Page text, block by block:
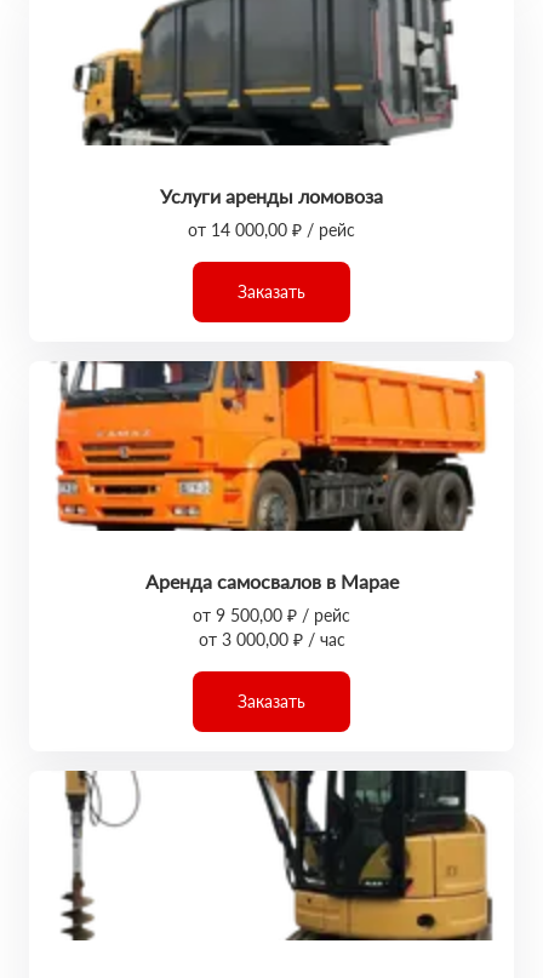
Услуги аренды ломовоза
от 14 000,00 ₽ / рейс
Заказать
Аренда самосвалов в Марае
от 9 500,00 ₽ / рейс
от 3 000,00 ₽ / час
Заказать